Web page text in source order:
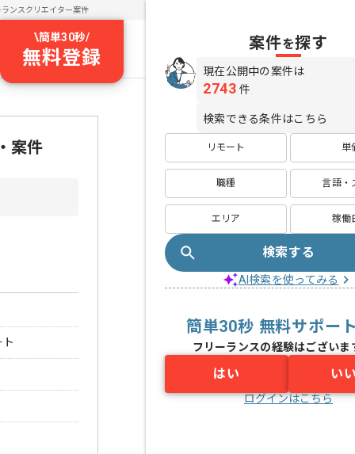
ランスクリエイター案件
\簡単30秒/
無料登録
案件
案件を探す
現在公開中の案件は
2743 件
検索できる条件はこちら
リモート 単
職種 言語・
エリア 稼働
検索する
AI検索を使ってみる
簡単30秒 無料サポー
フリーランスの経験はございま
はい い
ログインはこちら